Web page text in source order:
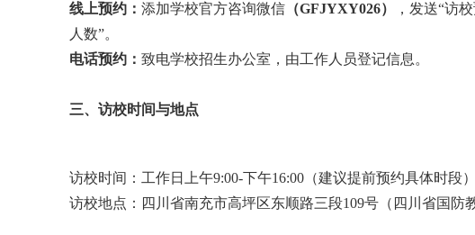
线上预约： 添加学校官方咨询微信 （GFJYXY026）
，发送“访
人数”。
电话预约： 致电学校招生办公室，由工作人员登记信息。
三、访校时间与地点
访校时间：工作日上午9:00-下午16:00（建议提前预约具体时段）
访校地点：四川省南充市高坪区东顺路三段109号（四川省国防